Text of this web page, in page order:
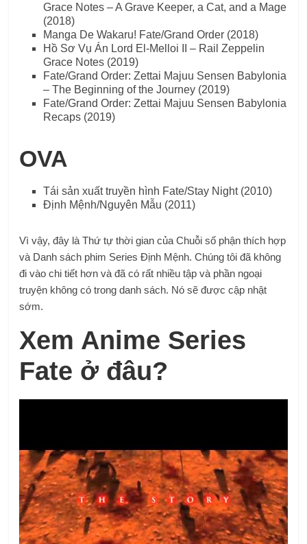
Grace Notes – A Grave Keeper, a Cat, and a Mage
(2018)
Manga De Wakaru! Fate/Grand Order (2018)
Hồ Sơ Vụ Án Lord El-Melloi II – Rail Zeppelin
Grace Notes (2019)
Fate/Grand Order: Zettai Majuu Sensen Babylonia
– The Beginning of the Journey (2019)
Fate/Grand Order: Zettai Majuu Sensen Babylonia
Recaps (2019)
OVA
Tái sản xuất truyền hình Fate/Stay Night (2010)
Định Mệnh/Nguyên Mẫu (2011)
Vì vậy, đây là Thứ tự thời gian của Chuỗi số phận thích hợp
và Danh sách phim Series Định Mệnh. Chúng tôi đã không
đi vào chi tiết hơn và đã có rất nhiều tập và phần ngoại
truyện không có trong danh sách. Nó sẽ được cập nhật
sớm.
Xem Anime Series
Fate ở đâu?